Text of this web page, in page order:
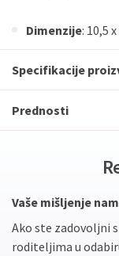
Dimenzije: 10,5
Specifikacije
Prednosti
Vaše mišljenje
Ako ste zadovoljni
roditeljima u